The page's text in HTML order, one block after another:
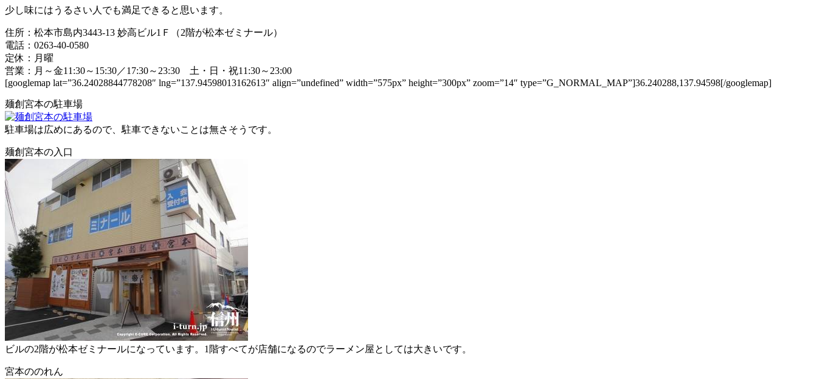
少し味にはうるさい人でも満足できると思います。
住所：松本市島内3443-13 妙高ビル1Ｆ（2階が松本ゼミナール）
電話：0263-40-0580
定休：月曜
営業：月～金11:30～15:30／17:30～23:30 土・日・祝11:30～23:00
[googlemap lat=”36.24028844778208″ lng=”137.94598013162613″ align=”undefined” width=”575px” height=”300px” zoom=”14″ type=”G_NORMAL_MAP”]36.240288,137.94598[/googlemap]
麺創宮本の駐車場
駐車場は広めにあるので、駐車できないことは無さそうです。
麺創宮本の入口
ビルの2階が松本ゼミナールになっています。1階すべてが店舗になるのでラーメン屋としては大きいです。
宮本ののれん